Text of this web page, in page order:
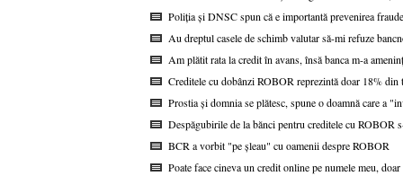
Poliția și DNSC spun că e importantă prevenirea
Au dreptul casele de schimb valutar să-mi refuze
Am plătit rata la credit în avans, însă banca m-a
Creditele cu dobânzi ROBOR reprezintă doar 18%
Prostia și domnia se plătesc, spune o doamnă care a
Despăgubirile de la bănci pentru creditele cu ROBOR
BCR a vorbit "pe șleau" cu oamenii despre ROBOR
Poate face cineva un credit online pe numele meu,